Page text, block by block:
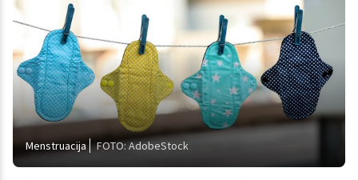
Menstruacija FOTO: AdobeStock